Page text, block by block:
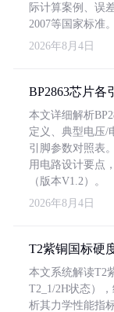
际计算案例、误
2007等国家标准。
2026年8月4日
BP2863芯片各
本文详细解析
定义、典型电压/
引脚参数对照表
用电路设计要点
（版本V1.2）。
2026年8月4日
T2紫铜国标硬
本文系统解读T2
T2_1/2H状态）
析其力学性能指